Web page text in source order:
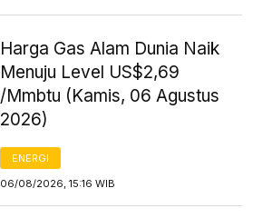
Harga Gas Alam Dunia Naik
Menuju Level US$2,69
/Mmbtu (Kamis, 06 Agustus
2026)
ENERGI
06/08/2026, 15:16 WIB